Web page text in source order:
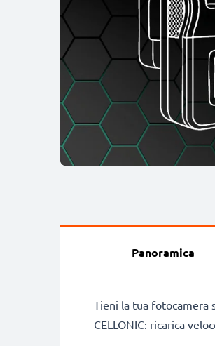
Panoramica
Tieni la tua fotocamera
CELLONIC: ricarica